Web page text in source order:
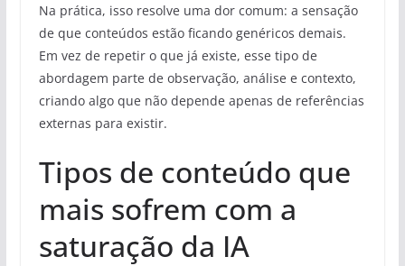
Na prática, isso resolve uma dor comum: a sensação
de que conteúdos estão ficando genéricos demais.
Em vez de repetir o que já existe, esse tipo de
abordagem parte de observação, análise e contexto,
criando algo que não depende apenas de referências
externas para existir.
Tipos de conteúdo que
mais sofrem com a
saturação da IA